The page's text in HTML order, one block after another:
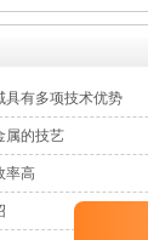
具有多项技术优势
属的技艺
率高